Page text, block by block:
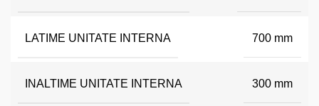
LATIME UNITATE INTERNA 700 mm
INALTIME UNITATE INTERNA 300 mm